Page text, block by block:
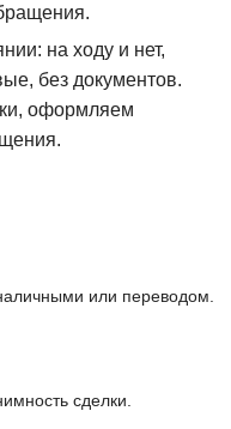
на ходу и нет,
без документов.
оформляем
или переводом.
сделки.